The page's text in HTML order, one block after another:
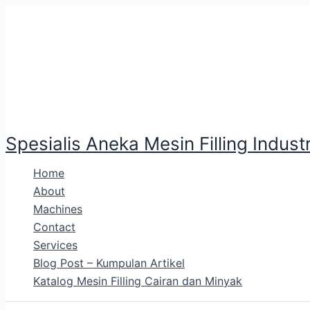
Spesialis Aneka Mesin Filling
Home
About
Machines
Contact
Services
Blog Post – Kumpulan Artikel
Katalog Mesin Filling Cairan dan Minyak